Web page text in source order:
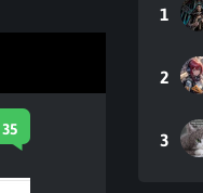
35
1
2
3